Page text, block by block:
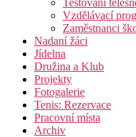
Testování
Vzdělávací
Zaměstnanci
Nadaní žáci
Jídelna
Družina a Klub
Projekty
Fotogalerie
Tenis: Rezervace
Pracovní místa
Archiv